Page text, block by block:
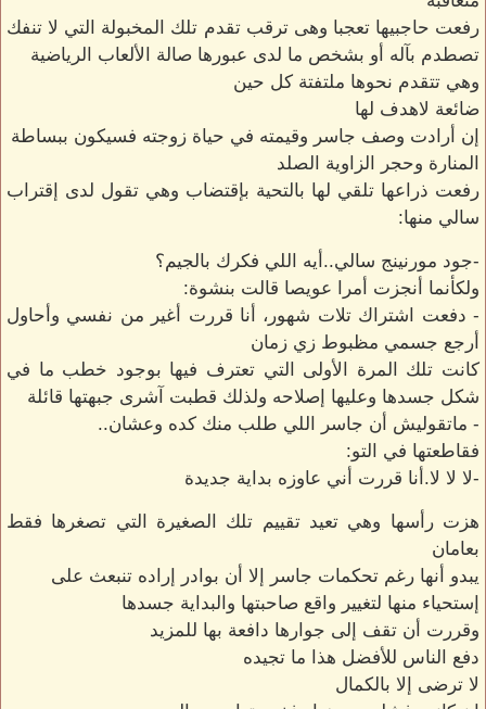
رفعت حاجبيها تعجبا وهى ترقب تقدم تلك المخبولة التي لا تنفك
تصطدم بآله أو بشخص ما لدى عبورها صالة الألعاب الرياضية
وهي تتقدم نحوها ملتفتة كل حين
ضائعة لاهدف لها
إن أرادت وصف جاسر وقيمته في حياة زوجته فسيكون ببساطة
المنارة وحجر الزاوية الصلد
رفعت ذراعها تلقي لها بالتحية بإقتضاب وهي تقول لدى إقتراب
سالي منها:
-جود مورنينج سالي..أيه اللي فكرك بالجيم؟
ولكأنما أنجزت أمرا عويصا قالت بنشوة:
- دفعت اشتراك تلات شهور، أنا قررت أغير من نفسي وأحاول
أرجع جسمي مظبوط زي زمان
كانت تلك المرة الأولى التي تعترف فيها بوجود خطب ما في
شكل جسدها وعليها إصلاحه ولذلك قطبت آشرى جبهتها قائلة
- ماتقوليش أن جاسر اللي طلب منك كده وعشان..
فقاطعتها في التو:
-لا لا لا.أنا قررت أني عاوزه بداية جديدة
هزت رأسها وهي تعيد تقييم تلك الصغيرة التي تصغرها فقط
بعامان
يبدو أنها رغم تحكمات جاسر إلا أن بوادر إراده تنبعث على
إستحياء منها لتغيير واقع صاحبتها والبداية جسدها
وقررت أن تقف إلى جوارها دافعة بها للمزيد
دفع الناس للأفضل هذا ما تجيده
لا ترضى إلا بالكمال